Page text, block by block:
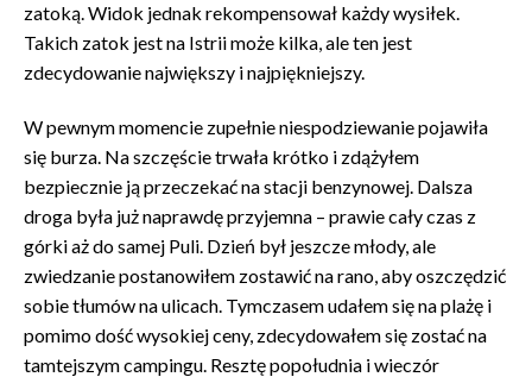
zatoką. Widok jednak rekompensował każdy wysiłek.
Takich zatok jest na Istrii może kilka, ale ten jest
zdecydowanie największy i najpiękniejszy.
W pewnym momencie zupełnie niespodziewanie pojawiła
się burza. Na szczęście trwała krótko i zdążyłem
bezpiecznie ją przeczekać na stacji benzynowej. Dalsza
droga była już naprawdę przyjemna – prawie cały czas z
górki aż do samej Puli. Dzień był jeszcze młody, ale
zwiedzanie postanowiłem zostawić na rano, aby oszczędzić
sobie tłumów na ulicach. Tymczasem udałem się na plażę i
pomimo dość wysokiej ceny, zdecydowałem się zostać na
tamtejszym campingu. Resztę popołudnia i wieczór